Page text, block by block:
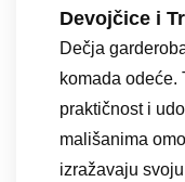
Devojčice i
Dečja
komada odeće.
praktičnost i
mališanima
izražavaju